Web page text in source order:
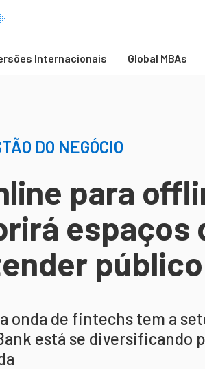
Internacionais Global MBAs
DO NEGÓCIO
para
espaços
onda de fintechs tem a
está se diversificando